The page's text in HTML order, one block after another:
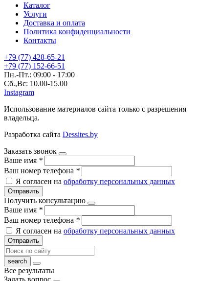
Каталог
Услуги
Доставка и оплата
Политика конфиденциальности
Контакты
+79 (77) 428-65-21
+79 (77) 152-66-51
Пн.-Пт.: 09:00 - 17:00
Сб.,Вс: 10.00-15.00
Instagram
Использование материалов сайта только с разрешения
владельца.
Разработка сайта Dessites.by
Заказать звонок
Ваше имя *
Ваш номер телефона *
Я согласен на обработку персональных данных
Отправить
Получить консультацию
Ваше имя *
Ваш номер телефона *
Я согласен на обработку персональных данных
Отправить
Все результаты
Задать вопрос